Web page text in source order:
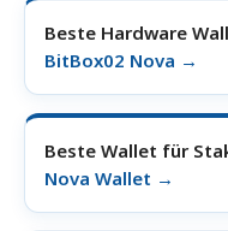
Beste Hardware
BitBox02 Nova →
Beste Wallet für
Nova Wallet →